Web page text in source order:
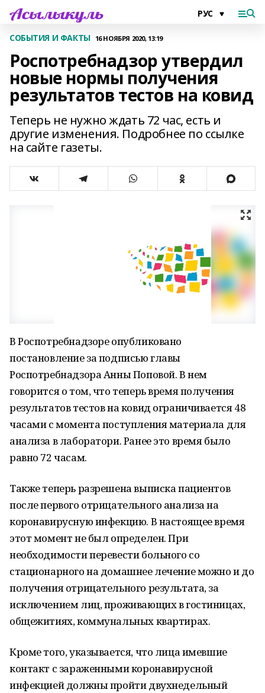
СОБЫТИЯ И ФАКТЫ 16 НОЯБРЯ 2020, 13:19
Роспотребнадзор утвердил
новые нормы получения
результатов тестов на ковид
Теперь не нужно ждать 72 час, есть и
другие изменения. Подробнее по ссылке
на сайте газеты.
В Роспотребнадзоре опубликовано
постановление за подписью главы
Роспотребнадзора Анны Поповой. В нем
говорится о том, что теперь время получения
результатов тестов на ковид ограничивается 48
часами с момента поступления материала для
анализа в лаборатори. Ранее это время было
равно 72 часам.
Также теперь разрешена выписка пациентов
после первого отрицательного анализа на
коронавирусную инфекцию. В настоящее время
этот момент не был определен. При
необходимости перевести больного со
стационарного на домашнее лечение можно и до
получения отрицательного результата, за
исключением лиц, проживающих в гостиницах,
общежитиях, коммунальных квартирах.
Кроме того, указывается, что лица имевшие
контакт с зараженными коронавирусной
инфекцией должны пройти двухнедельный